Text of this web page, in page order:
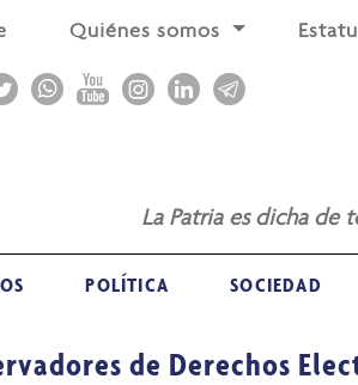
Quiénes somos
La Patria es dicha de
POLÍTICA SOCIEDAD
de Derechos